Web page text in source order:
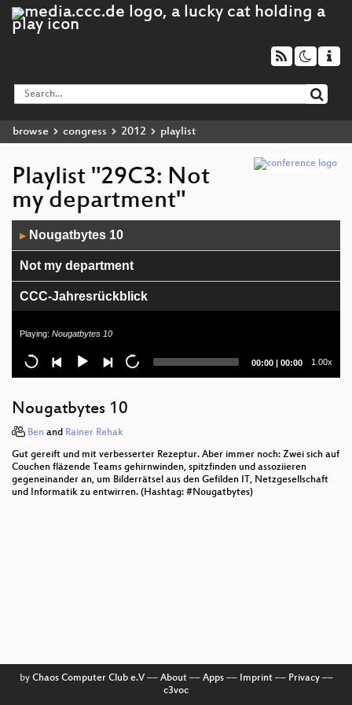
browse congress 2012 playlist
Playlist "29C3: Not
my department"
Player
▶ Nougatbytes 10
Not my department
CCC-Jahresrückblick
Privatisierung der Rechtsdurchsetzung
Safecast: DIY and citizen-sensing of radiation
Hinter den Kulissen: Der NSU und das V-Leute-
System
Der Mord fällt aus
this Presentation
Certificate Authority Collapse
Playing: Nougatbytes 10
Current
00:00 | Total
00:00 1.00x
Nougatbytes 10
Ben and Rainer Rehak
Gut gereift und mit verbesserter Rezeptur. Aber immer noch: Zwei sich auf
Couchen fläzende Teams gehirnwinden, spitzfinden und assoziieren
gegeneinander an, um Bilderrätsel aus den Gefilden IT, Netzgesellschaft
und Informatik zu entwirren. (Hashtag: #Nougatbytes)
by Chaos Computer Club e.V–– About–– Apps–– Imprint–– Privacy––
c3voc